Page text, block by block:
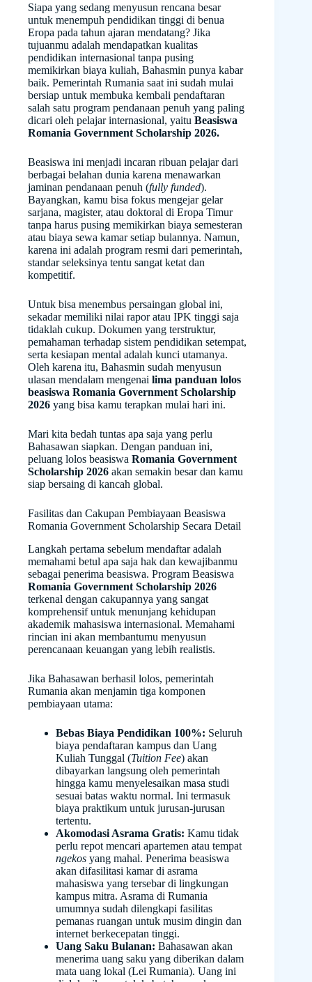
Siapa yang sedang menyusun rencana besar
untuk menempuh pendidikan tinggi di benua
Eropa pada tahun ajaran mendatang? Jika
tujuanmu adalah mendapatkan kualitas
pendidikan internasional tanpa pusing
memikirkan biaya kuliah, Bahasmin punya kabar
baik. Pemerintah Rumania saat ini sudah mulai
bersiap untuk membuka kembali pendaftaran
salah satu program pendanaan penuh yang paling
dicari oleh pelajar internasional, yaitu Beasiswa
Romania Government Scholarship 2026.
Beasiswa ini menjadi incaran ribuan pelajar dari
berbagai belahan dunia karena menawarkan
jaminan pendanaan penuh (fully funded).
Bayangkan, kamu bisa fokus mengejar gelar
sarjana, magister, atau doktoral di Eropa Timur
tanpa harus pusing memikirkan biaya semesteran
atau biaya sewa kamar setiap bulannya. Namun,
karena ini adalah program resmi dari pemerintah,
standar seleksinya tentu sangat ketat dan
kompetitif.
Untuk bisa menembus persaingan global ini,
sekadar memiliki nilai rapor atau IPK tinggi saja
tidaklah cukup. Dokumen yang terstruktur,
pemahaman terhadap sistem pendidikan setempat,
serta kesiapan mental adalah kunci utamanya.
Oleh karena itu, Bahasmin sudah menyusun
ulasan mendalam mengenai lima panduan lolos
beasiswa Romania Government Scholarship
2026 yang bisa kamu terapkan mulai hari ini.
Mari kita bedah tuntas apa saja yang perlu
Bahasawan siapkan. Dengan panduan ini,
peluang lolos beasiswa Romania Government
Scholarship 2026 akan semakin besar dan kamu
siap bersaing di kancah global.
Fasilitas dan Cakupan Pembiayaan Beasiswa
Romania Government Scholarship Secara Detail
Langkah pertama sebelum mendaftar adalah
memahami betul apa saja hak dan kewajibanmu
sebagai penerima beasiswa. Program Beasiswa
Romania Government Scholarship 2026
terkenal dengan cakupannya yang sangat
komprehensif untuk menunjang kehidupan
akademik mahasiswa internasional. Memahami
rincian ini akan membantumu menyusun
perencanaan keuangan yang lebih realistis.
Jika Bahasawan berhasil lolos, pemerintah
Rumania akan menjamin tiga komponen
pembiayaan utama:
Bebas Biaya Pendidikan 100%: Seluruh
biaya pendaftaran kampus dan Uang
Kuliah Tunggal (Tuition Fee) akan
dibayarkan langsung oleh pemerintah
hingga kamu menyelesaikan masa studi
sesuai batas waktu normal. Ini termasuk
biaya praktikum untuk jurusan-jurusan
tertentu.
Akomodasi Asrama Gratis: Kamu tidak
perlu repot mencari apartemen atau tempat
ngekos yang mahal. Penerima beasiswa
akan difasilitasi kamar di asrama
mahasiswa yang tersebar di lingkungan
kampus mitra. Asrama di Rumania
umumnya sudah dilengkapi fasilitas
pemanas ruangan untuk musim dingin dan
internet berkecepatan tinggi.
Uang Saku Bulanan: Bahasawan akan
menerima uang saku yang diberikan dalam
mata uang lokal (Lei Rumania). Uang ini